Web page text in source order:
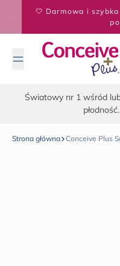
Przejdź do treści
KUP 2,
Światowy nr 1 wśród
Strona główna Conceive Plus